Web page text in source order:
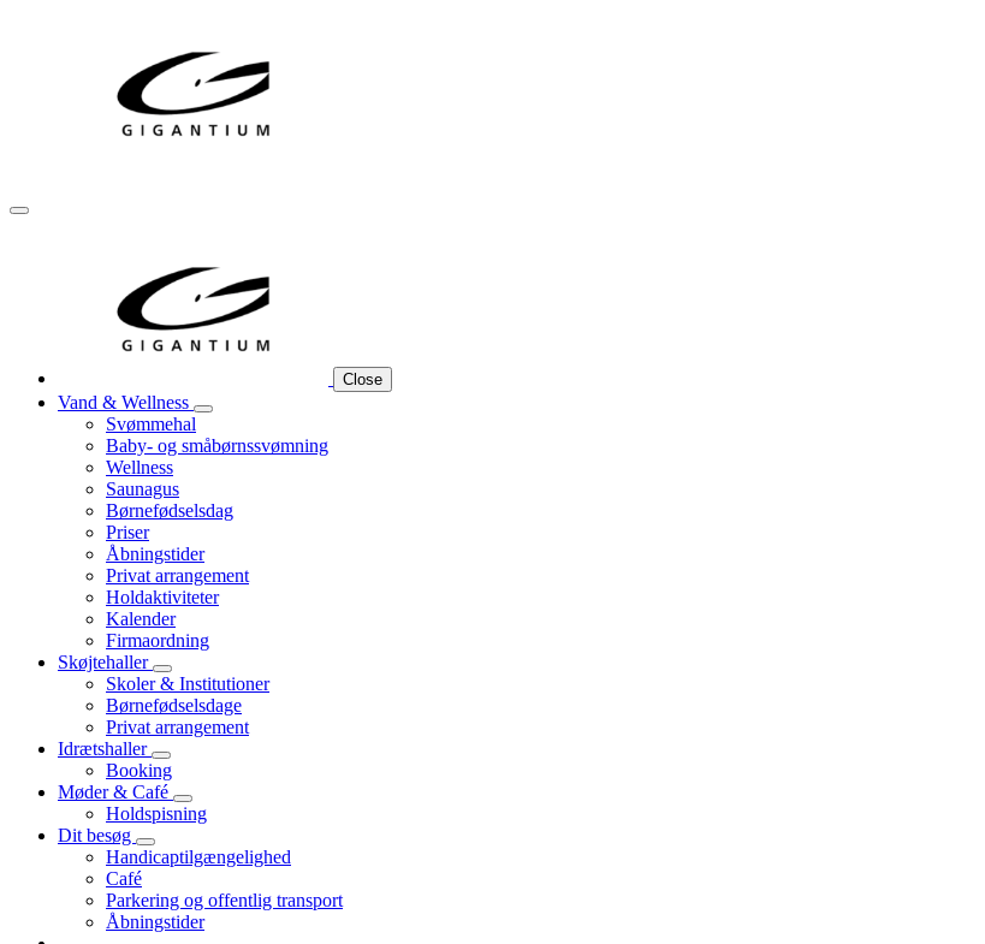
Close
Vand & Wellness
Svømmehal
Baby- og småbørnssvømning
Wellness
Saunagus
Børnefødselsdag
Priser
Åbningstider
Privat arrangement
Holdaktiviteter
Kalender
Firmaordning
Skøjtehaller
Skoler & Institutioner
Børnefødselsdage
Privat arrangement
Idrætshaller
Booking
Møder & Café
Holdspisning
Dit besøg
Handicaptilgængelighed
Café
Parkering og offentlig transport
Åbningstider